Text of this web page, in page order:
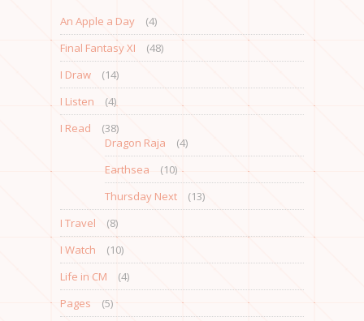
An Apple a Day
(4)
Final Fantasy XI
(48)
I Draw
(14)
I Listen
(4)
I Read
(38)
Dragon Raja
(4)
Earthsea
(10)
Thursday Next
(13)
I Travel
(8)
I Watch
(10)
Life in CM
(4)
Pages
(5)